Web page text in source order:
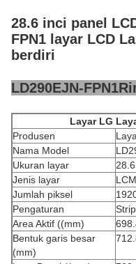
28.6 inci panel
FPN1 layar LCD
berdiri
LD290EJN-FPN1
Layar LG
Produsen
Nama Model
Ukuran layar
Jenis layar
Jumlah piksel
Pengaturan
Area Aktif ((mm)
Bentuk garis besar
(mm)